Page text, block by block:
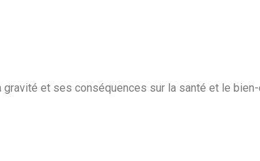
et ses conséquences sur la santé et le